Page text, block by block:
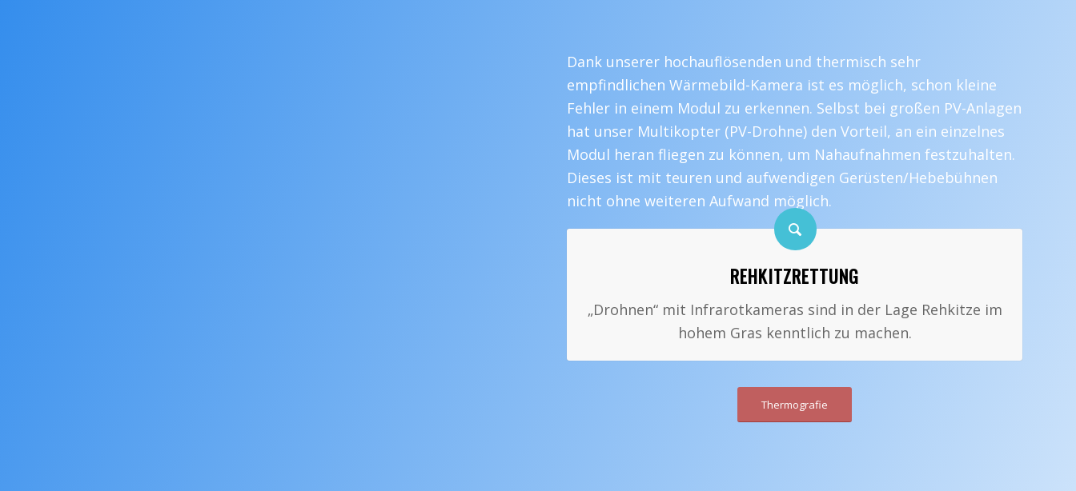
Dank unserer hochauflösenden und thermisch sehr
empfindlichen Wärmebild-Kamera ist es möglich, schon kleine
Fehler in einem Modul zu erkennen. Selbst bei großen PV-Anlagen
hat unser Multikopter (PV-Drohne) den Vorteil, an ein einzelnes
Modul heran fliegen zu können, um Nahaufnahmen festzuhalten.
Dieses ist mit teuren und aufwendigen Gerüsten/Hebebühnen
nicht ohne weiteren Aufwand möglich.
REHKITZRETTUNG
„Drohnen“ mit Infrarotkameras sind in der Lage Rehkitze im
hohem Gras kenntlich zu machen.
Thermografie